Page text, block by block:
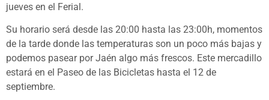
jueves en el Ferial.
Su horario será desde las 20:00 hasta las 23:00h, momentos
de la tarde donde las temperaturas son un poco más bajas y
podemos pasear por Jaén algo más frescos. Este mercadillo
estará en el Paseo de las Bicicletas hasta el 12 de
septiembre.